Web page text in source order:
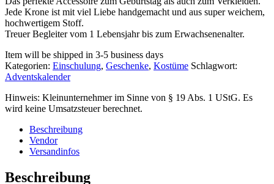
Jede Krone ist mit viel Liebe handgemacht und aus super weichem,
hochwertigem Stoff.
Treuer Begleiter vom 1 Lebensjahr bis zum Erwachsenenalter.
Item will be shipped in 3-5 business days
Kategorien: Einschulung, Geschenke, Kostüme Schlagwort:
Adventskalender
Hinweis: Kleinunternehmer im Sinne von § 19 Abs. 1 UStG. Es
wird keine Umsatzsteuer berechnet.
Beschreibung
Vendor
Versandinfos
Beschreibung